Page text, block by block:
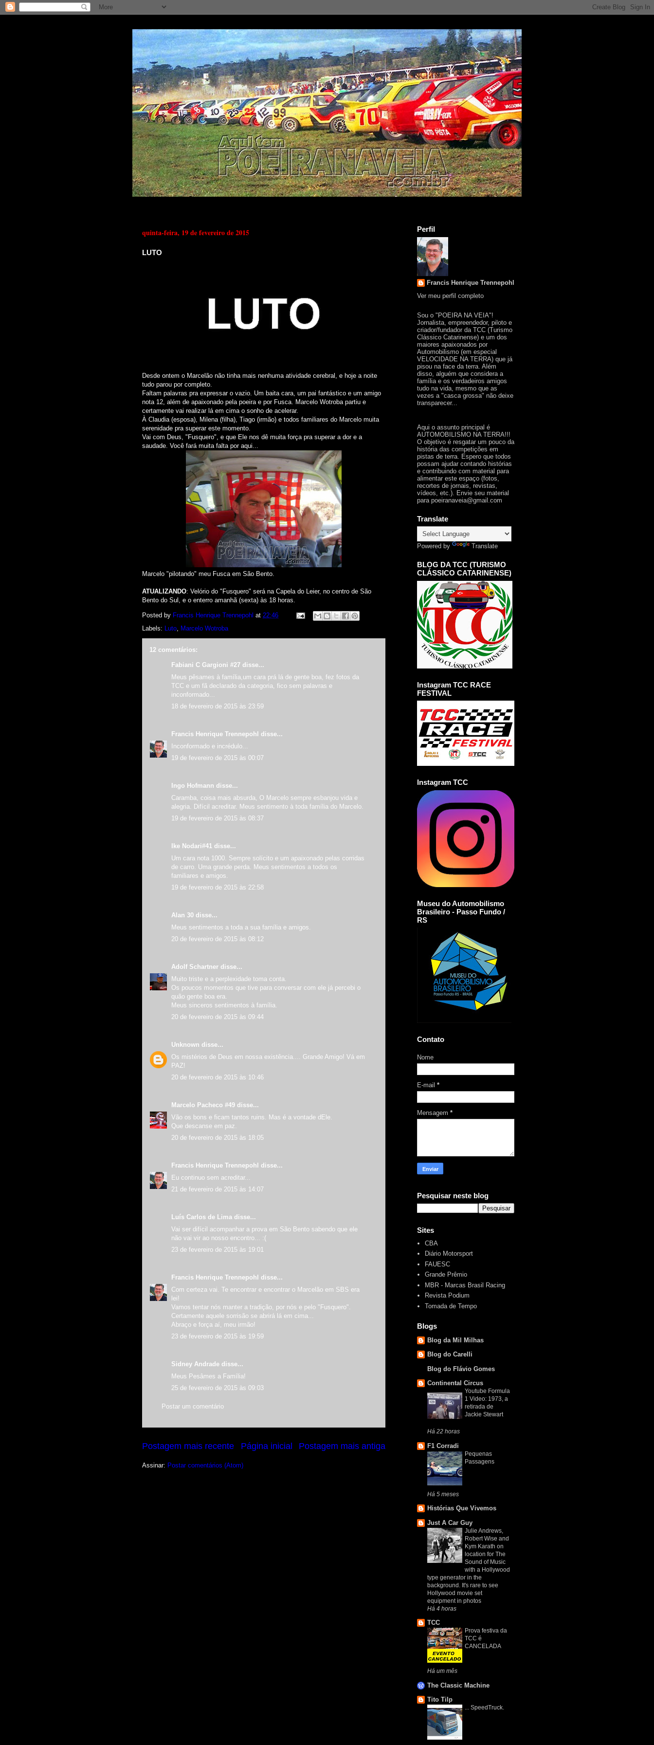
quinta-feira, 19 de fevereiro de 2015
LUTO
Desde ontem o Marcelão não tinha mais nenhuma atividade cerebral, e hoje a noite
tudo parou por completo.
Faltam palavras pra expressar o vazio. Um baita cara, um pai fantástico e um amigo
nota 12, além de apaixonado pela poeira e por Fusca. Marcelo Wotroba partiu e
certamente vai realizar lá em cima o sonho de acelerar.
À Claudia (esposa), Milena (filha), Tiago (irmão) e todos familiares do Marcelo muita
serenidade pra superar este momento.
Vai com Deus, "Fusquero", e que Ele nos dê muita força pra superar a dor e a
saudade. Você fará muita falta por aqui...
Marcelo "pilotando" meu Fusca em São Bento.
ATUALIZANDO: Velório do "Fusquero" será na Capela do Leier, no centro de São
Bento do Sul, e o enterro amanhã (sexta) às 18 horas.
Posted by Francis Henrique Trennepohl at 22:46
Labels: Luto, Marcelo Wotroba
12 comentários:
Fabiani C Gargioni #27 disse...
Meus pêsames à família,um cara prá lá de gente boa, fez fotos da
TCC e um fã declarado da categoria, fico sem palavras e
inconformado...
18 de fevereiro de 2015 às 23:59
Francis Henrique Trennepohl
disse...
Inconformado e incrédulo...
19 de fevereiro de 2015 às 00:07
Ingo Hofmann disse...
Caramba, coisa mais absurda, O Marcelo sempre esbanjou vida e
alegria. Difícil acreditar. Meus sentimento à toda família do Marcelo.
19 de fevereiro de 2015 às 08:37
Ike Nodari#41 disse...
Um cara nota 1000. Sempre solícito e um apaixonado pelas corridas
de carro. Uma grande perda. Meus sentimentos a todos os
familiares e amigos.
19 de fevereiro de 2015 às 22:58
Alan 30 disse...
Meus sentimentos a toda a sua família e amigos.
20 de fevereiro de 2015 às 08:12
Adolf Schartner disse...
Muito triste e a perplexidade toma conta.
Os poucos momentos que tive para conversar com ele já percebi o
quão gente boa era.
Meus sinceros sentimentos à família.
20 de fevereiro de 2015 às 09:44
Unknown disse...
Os mistérios de Deus em nossa existência.... Grande Amigo! Vá em
PAZ!
20 de fevereiro de 2015 às 10:46
Marcelo Pacheco #49 disse...
Vão os bons e ficam tantos ruins. Mas é a vontade dEle.
Que descanse em paz.
20 de fevereiro de 2015 às 18:05
Francis Henrique Trennepohl
disse...
Eu continuo sem acreditar...
21 de fevereiro de 2015 às 14:07
Luís Carlos de Lima disse...
Vai ser difícil acompanhar a prova em São Bento sabendo que ele
não vai vir ao nosso encontro... :(
23 de fevereiro de 2015 às 19:01
Francis Henrique Trennepohl
disse...
Com certeza vai. Te encontrar e encontrar o Marcelão em SBS era
lei!
Vamos tentar nós manter a tradição, por nós e pelo "Fusquero".
Certamente aquele sorrisão se abrirá lá em cima...
Abraço e força aí, meu irmão!
23 de fevereiro de 2015 às 19:59
Sidney Andrade disse...
Meus Pesâmes a Família!
25 de fevereiro de 2015 às 09:03
Postar um comentário
Postagem mais recente Postagem mais antiga
Página inicial
Assinar: Postar comentários (Atom)
Perfil
Francis Henrique Trennepohl
Ver meu perfil completo
Sou o "POEIRA NA VEIA"!
Jornalista, empreendedor, piloto e
criador/fundador da TCC (Turismo
Clássico Catarinense) e um dos
maiores apaixonados por
Automobilismo (em especial
VELOCIDADE NA TERRA) que já
pisou na face da terra. Além
disso, alguém que considera a
família e os verdadeiros amigos
tudo na vida, mesmo que as
vezes a "casca grossa" não deixe
transparecer...
Aqui o assunto principal é
AUTOMOBILISMO NA TERRA!!!
O objetivo é resgatar um pouco da
história das competições em
pistas de terra. Espero que todos
possam ajudar contando histórias
e contribuindo com material para
alimentar este espaço (fotos,
recortes de jornais, revistas,
vídeos, etc.). Envie seu material
para poeiranaveia@gmail.com
Translate
Powered by Translate
BLOG DA TCC (TURISMO
CLÁSSICO CATARINENSE)
Instagram TCC RACE
FESTIVAL
Instagram TCC
Museu do Automobilismo
Brasileiro - Passo Fundo /
RS
Contato
Nome
E-mail *
Mensagem *
Pesquisar neste blog
Sites
CBA
Diário Motorsport
FAUESC
Grande Prêmio
MBR - Marcas Brasil Racing
Revista Podium
Tomada de Tempo
Blogs
Blog da Mil Milhas
Blog do Carelli
Blog do Flávio Gomes
Continental Circus
Youtube Formula
1 Video: 1973, a
retirada de
Jackie Stewart
Há 22 horas
F1 Corradi
Pequenas
Passagens
Há 5 meses
Histórias Que Vivemos
Just A Car Guy
Julie Andrews,
Robert Wise and
Kym Karath on
location for The
Sound of Music
with a Hollywood
type generator in the
background. It's rare to see
Hollywood movie set
equipment in photos
Há 4 horas
TCC
Prova festiva da
TCC é
CANCELADA
Há um mês
The Classic Machine
Tito Tilp
... SpeedTruck.